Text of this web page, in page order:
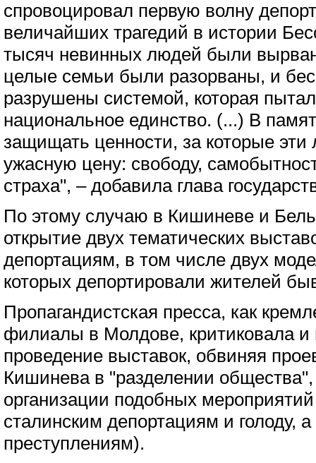
спровоцировал первую волну
величайших трагедий в истории
тысяч невинных людей были
целые семьи были разорваны, и
разрушены системой, которая
национальное единство. (...) В
защищать ценности, за которые
ужасную цену: свободу,
страха", – добавила глава
По этому случаю в Кишиневе и
открытие двух тематических
депортациям, в том числе двух
которых депортировали жителей
Пропагандистская пресса, как
филиалы в Молдове, критиковала
проведение выставок, обвиняя
Кишинева в "разделении
организации подобных
сталинским депортациям и голоду,
преступлениям).